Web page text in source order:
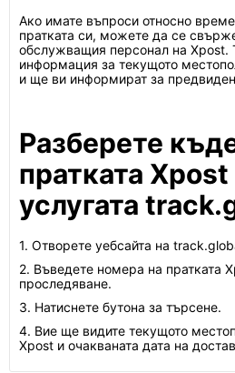
Ако имате въпроси относно
пратката си, можете да се
обслужващия персонал на Xpost.
информация за текущото
и ще ви информират за
Разберете
пратката Xpost
услугата
1. Отворете уебсайта на
2. Въведете номера на пратката
проследяване.
3. Натиснете бутона за търсене.
4. Вие ще видите текущото
Xpost и очакваната дата на